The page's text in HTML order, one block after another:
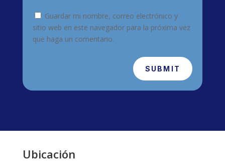
Guardar mi nombre, correo electrónico y
sitio web en este navegador para la próxima vez
que haga un comentario.
SUBMIT
Ubicación